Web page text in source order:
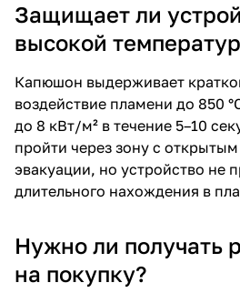
Защищает ли
высокой
Капюшон выдерживает
воздействие пламени до 850
до 8 кВт/м² в течение 5–10
пройти через зону с
эвакуации, но устройство не
длительного нахождения в
Нужно ли получать
на покупку?